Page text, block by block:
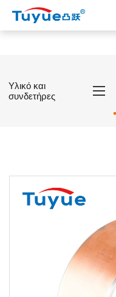
Υλικό και
συνδετήρες